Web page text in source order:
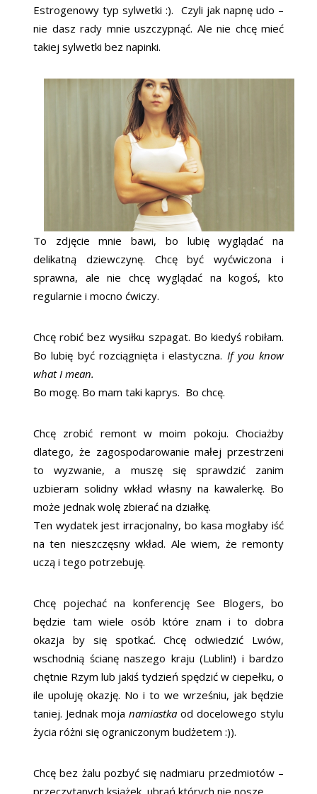
Estrogenowy typ sylwetki :). Czyli jak napnę udo –
nie dasz rady mnie uszczypnąć. Ale nie chcę mieć
takiej sylwetki bez napinki.
To zdjęcie mnie bawi, bo lubię wyglądać na
delikatną dziewczynę. Chcę być wyćwiczona i
sprawna, ale nie chcę wyglądać na kogoś, kto
regularnie i mocno ćwiczy.
Chcę robić bez wysiłku szpagat. Bo kiedyś robiłam.
Bo lubię być rozciągnięta i elastyczna. If you know
what I mean.
Bo mogę. Bo mam taki kaprys. Bo chcę.
Chcę zrobić remont w moim pokoju. Chociażby
dlatego, że zagospodarowanie małej przestrzeni
to wyzwanie, a muszę się sprawdzić zanim
uzbieram solidny wkład własny na kawalerkę. Bo
może jednak wolę zbierać na działkę.
Ten wydatek jest irracjonalny, bo kasa mogłaby iść
na ten nieszczęsny wkład. Ale wiem, że remonty
uczą i tego potrzebuję.
Chcę pojechać na konferencję See Blogers, bo
będzie tam wiele osób które znam i to dobra
okazja by się spotkać. Chcę odwiedzić Lwów,
wschodnią ścianę naszego kraju (Lublin!) i bardzo
chętnie Rzym lub jakiś tydzień spędzić w ciepełku, o
ile upoluję okazję. No i to we wrześniu, jak będzie
taniej. Jednak moja namiastka od docelowego stylu
życia różni się ograniczonym budżetem :)).
Chcę bez żalu pozbyć się nadmiaru przedmiotów –
przeczytanych książek, ubrań których nie noszę.